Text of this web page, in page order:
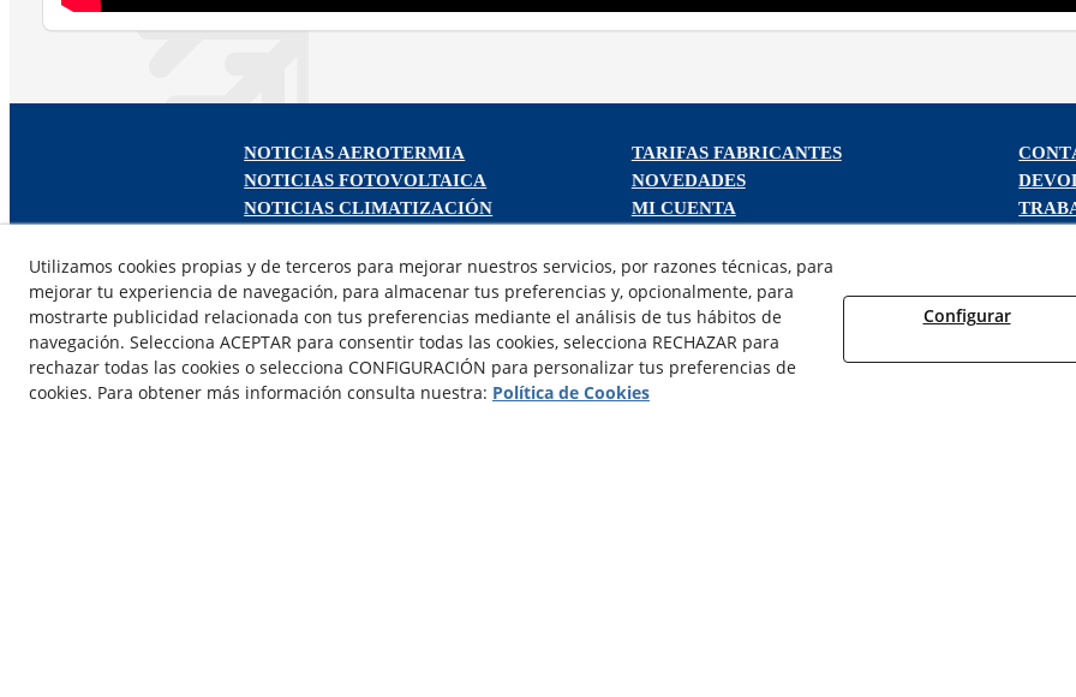
NOTICIAS AEROTERMIA
NOTICIAS FOTOVOLTAICA
NOTICIAS CLIMATIZACIÓN
NOTICIAS BIOMASA
NOTICIAS VENTILACIÓN
NOTICIAS ACS
TARIFAS FABRICANTES
NOVEDADES
MI CUENTA
¿QUIENES SOMOS?
AVISO LEGAL
POLÍTICA DE COOKIES
Utilizamos cookies propias y de terceros para mejorar nuestros servicios, por razones técnicas, para
mejorar tu experiencia de navegación, para almacenar tus preferencias y, opcionalmente, para
mostrarte publicidad relacionada con tus preferencias mediante el análisis de tus hábitos de
navegación. Selecciona ACEPTAR para consentir todas las cookies, selecciona RECHAZAR para
rechazar todas las cookies o selecciona CONFIGURACIÓN para personalizar tus preferencias de
cookies. Para obtener más información consulta nuestra: Política de Cookies
Configurar